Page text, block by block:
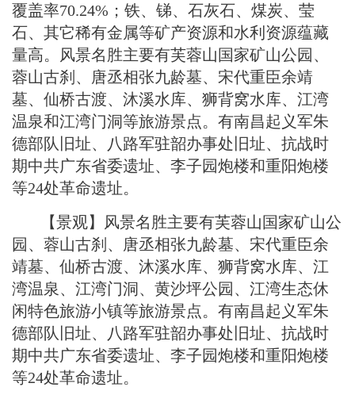
覆盖率70.24%；铁、锑、石灰石、煤炭、莹
石、其它稀有金属等矿产资源和水利资源蕴藏
量高。风景名胜主要有芙蓉山国家矿山公园、
蓉山古刹、唐丞相张九龄墓、宋代重臣余靖
墓、仙桥古渡、沐溪水库、狮背窝水库、江湾
温泉和江湾门洞等旅游景点。有南昌起义军朱
德部队旧址、八路军驻韶办事处旧址、抗战时
期中共广东省委遗址、李子园炮楼和重阳炮楼
等24处革命遗址。
【景观】风景名胜主要有芙蓉山国家矿山公
园、蓉山古刹、唐丞相张九龄墓、宋代重臣余
靖墓、仙桥古渡、沐溪水库、狮背窝水库、江
湾温泉、江湾门洞、黄沙坪公园、江湾生态休
闲特色旅游小镇等旅游景点。有南昌起义军朱
德部队旧址、八路军驻韶办事处旧址、抗战时
期中共广东省委遗址、李子园炮楼和重阳炮楼
等24处革命遗址。